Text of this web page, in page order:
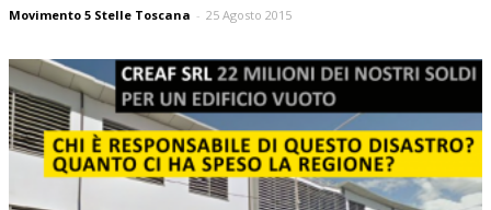
Movimento 5 Stelle Toscana - 25 Agosto 2015